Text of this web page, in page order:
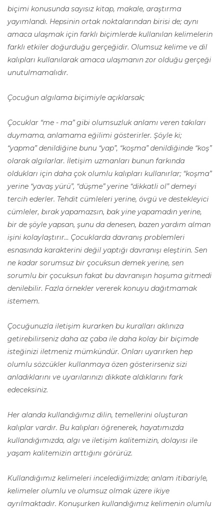
biçimi konusunda sayısız kitap, makale, araştırma
yayımlandı. Hepsinin ortak noktalarından birisi de; aynı
amaca ulaşmak için farklı biçimlerde kullanılan kelimelerin
farklı etkiler doğurduğu gerçeğidir. Olumsuz kelime ve dil
kalıpları kullanılarak amaca ulaşmanın zor olduğu gerçeği
unutulmamalıdır.
Çocuğun algılama biçimiyle açıklarsak;
Çocuklar “me - ma” gibi olumsuzluk anlamı veren takıları
duymama, anlamama eğilimi gösterirler. Şöyle ki;
“yapma” denildiğine bunu “yap”, “koşma” denildiğinde “koş”
olarak algılarlar. İletişim uzmanları bunun farkında
oldukları için daha çok olumlu kalıpları kullanırlar; “koşma”
yerine “yavaş yürü”, “düşme” yerine “dikkatli ol” demeyi
tercih ederler. Tehdit cümleleri yerine, övgü ve destekleyici
cümleler, bırak yapamazsın, bak yine yapamadın yerine,
bir de şöyle yapsan, şunu da denesen, bazen yardım alman
işini kolaylaştırır... Çocuklarda davranış problemleri
esnasında karakterini değil yaptığı davranışı eleştirin. Sen
ne kadar sorumsuz bir çocuksun demek yerine, sen
sorumlu bir çocuksun fakat bu davranışın hoşuma gitmedi
denilebilir. Fazla örnekler vererek konuyu dağıtmamak
istemem.
Çocuğunuzla iletişim kurarken bu kuralları aklınıza
getirebilirseniz daha az çaba ile daha kolay bir biçimde
isteğinizi iletmeniz mümkündür. Onları uyarırken hep
olumlu sözcükler kullanmaya özen gösterirseniz sizi
anladıklarını ve uyarılarınızı dikkate aldıklarını fark
edeceksiniz.
Her alanda kullandığımız dilin, temellerini oluşturan
kalıplar vardır. Bu kalıpları öğrenerek, hayatımızda
kullandığımızda, algı ve iletişim kalitemizin, dolayısı ile
yaşam kalitemizin arttığını görürüz.
Kullandığımız kelimeleri incelediğimizde; anlam itibariyle,
kelimeler olumlu ve olumsuz olmak üzere ikiye
ayrılmaktadır. Konuşurken kullandığımız kelimenin olumlu